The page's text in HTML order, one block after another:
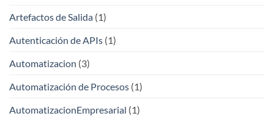
Artefactos de Salida (1)
Autenticación de APIs (1)
Automatizacion (3)
Automatización de Procesos (1)
AutomatizacionEmpresarial (1)